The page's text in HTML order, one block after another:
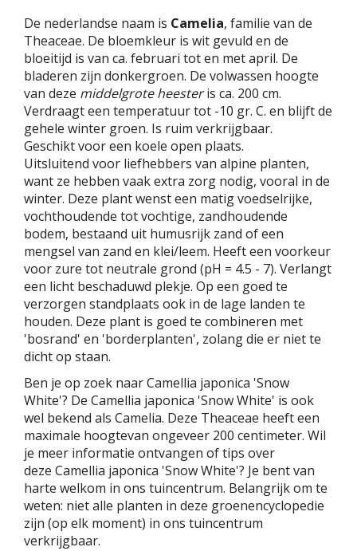
De nederlandse naam is Camelia, familie van de
Theaceae. De bloemkleur is wit gevuld en de
bloeitijd is van ca. februari tot en met april. De
bladeren zijn donkergroen. De volwassen hoogte
van deze middelgrote heesteris ca. 200 cm.
Verdraagt een temperatuur tot -10 gr. C. en blijft de
gehele winter groen. Is ruim verkrijgbaar.
Geschikt voor een koele open plaats.
Uitsluitend voor liefhebbers van alpine planten,
want ze hebben vaak extra zorg nodig, vooral in de
winter. Deze plant wenst een matig voedselrijke,
vochthoudende tot vochtige, zandhoudende
bodem, bestaand uit humusrijk zand of een
mengsel van zand en klei/leem. Heeft een voorkeur
voor zure tot neutrale grond (pH = 4.5 - 7). Verlangt
een licht beschaduwd plekje. Op een goed te
verzorgen standplaats ook in de lage landen te
houden. Deze plant is goed te combineren met
'bosrand' en 'borderplanten', zolang die er niet te
dicht op staan.
Ben je op zoek naar Camellia japonica 'Snow
White'? De Camellia japonica 'Snow White' is ook
wel bekend als Camelia. Deze Theaceae heeft een
maximale hoogtevan ongeveer 200 centimeter. Wil
je meer informatie ontvangen of tips over
deze Camellia japonica 'Snow White'? Je bent van
harte welkom in ons tuincentrum. Belangrijk om te
weten: niet alle planten in deze groenencyclopedie
zijn (op elk moment) in ons tuincentrum
verkrijgbaar.